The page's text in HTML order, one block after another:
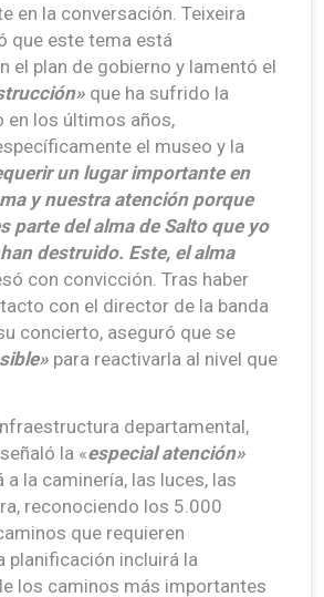
en la conversación. Teixeira
que este tema está
el plan de gobierno y lamentó el
que ha sufrido la
en los últimos años,
el museo y la
un lugar importante en
y nuestra atención porque
parte del alma de Salto que yo
destruido. Este, el alma
con convicción. Tras haber
con el director de la banda
concierto, aseguró que se
para reactivarla al nivel que
departamental,
la «especial atención»
a la caminería, las luces, las
reconociendo los 5.000
que requieren
planificación incluirá la
los caminos más importantes